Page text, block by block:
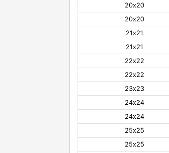
20х20
20х20
21х21
21х21
22х22
22х22
23х23
24х24
24х24
25х25
25х25